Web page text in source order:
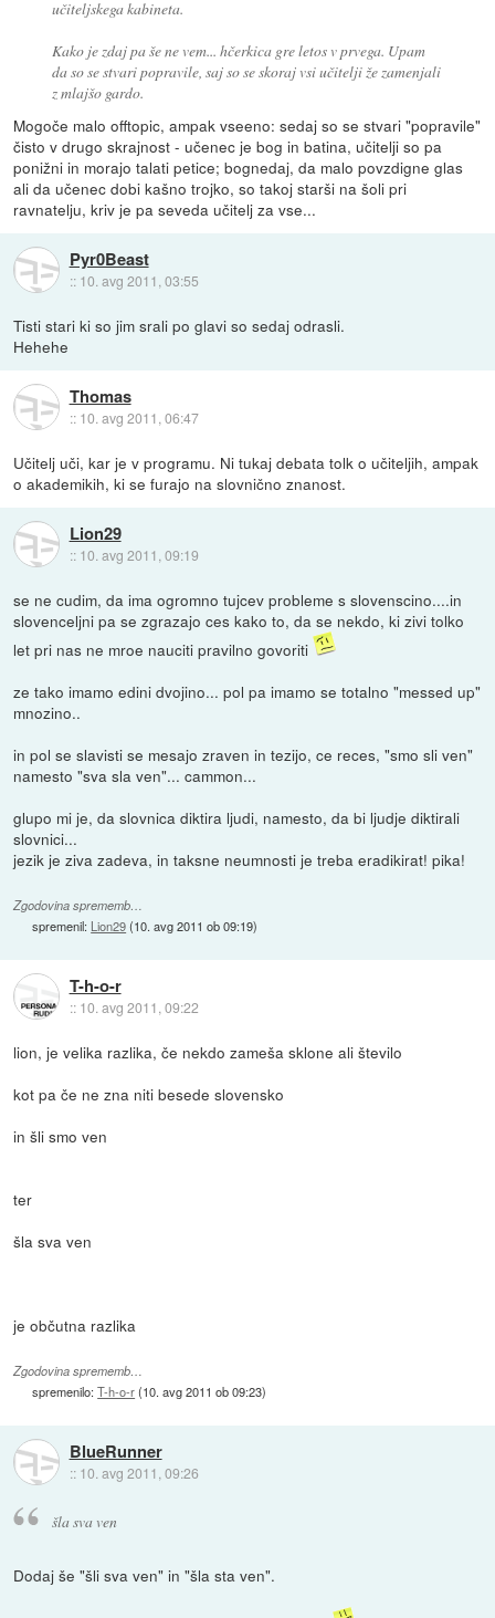
učiteljskega kabineta.
Kako je zdaj pa še ne vem... hčerkica gre letos v prvega. Upam
da so se stvari popravile, saj so se skoraj vsi učitelji že zamenjali
z mlajšo gardo.
Mogoče malo offtopic, ampak vseeno: sedaj so se stvari "popravile"
čisto v drugo skrajnost - učenec je bog in batina, učitelji so pa
ponižni in morajo talati petice; bognedaj, da malo povzdigne glas
ali da učenec dobi kašno trojko, so takoj starši na šoli pri
ravnatelju, kriv je pa seveda učitelj za vse...
Pyr0Beast
:: 10. avg 2011, 03:55
Tisti stari ki so jim srali po glavi so sedaj odrasli.
Hehehe
Thomas
:: 10. avg 2011, 06:47
Učitelj uči, kar je v programu. Ni tukaj debata tolk o učiteljih, ampak
o akademikih, ki se furajo na slovnično znanost.
Lion29
:: 10. avg 2011, 09:19
se ne cudim, da ima ogromno tujcev probleme s slovenscino....in
slovenceljni pa se zgrazajo ces kako to, da se nekdo, ki zivi tolko
let pri nas ne mroe nauciti pravilno govoriti
ze tako imamo edini dvojino... pol pa imamo se totalno "messed up"
mnozino..
in pol se slavisti se mesajo zraven in tezijo, ce reces, "smo sli ven"
namesto "sva sla ven"... cammon...
glupo mi je, da slovnica diktira ljudi, namesto, da bi ljudje diktirali
slovnici...
jezik je ziva zadeva, in taksne neumnosti je treba eradikirat! pika!
Zgodovina sprememb…
spremenil: Lion29(10. avg 2011 ob 09:19)
T-h-o-r
:: 10. avg 2011, 09:22
lion, je velika razlika, če nekdo zameša sklone ali število
kot pa če ne zna niti besede slovensko
in šli smo ven
ter
šla sva ven
je občutna razlika
Zgodovina sprememb…
spremenilo:T-h-o-r(10. avg 2011 ob 09:23)
BlueRunner
:: 10. avg 2011, 09:26
šla sva ven
Dodaj še "šli sva ven" in "šla sta ven".